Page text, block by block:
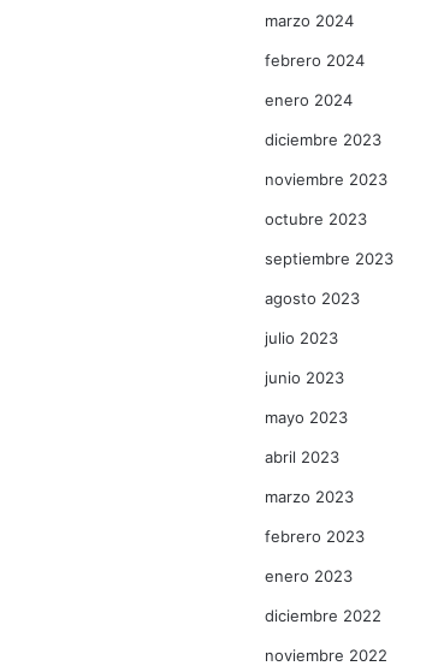
marzo 2024
febrero 2024
enero 2024
diciembre 2023
noviembre 2023
octubre 2023
septiembre 2023
agosto 2023
julio 2023
junio 2023
mayo 2023
abril 2023
marzo 2023
febrero 2023
enero 2023
diciembre 2022
noviembre 2022